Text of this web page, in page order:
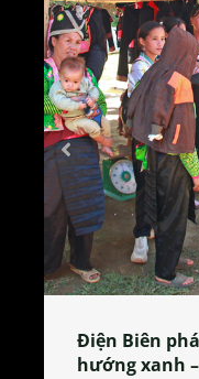
Làng làm
tỏa đặc sản